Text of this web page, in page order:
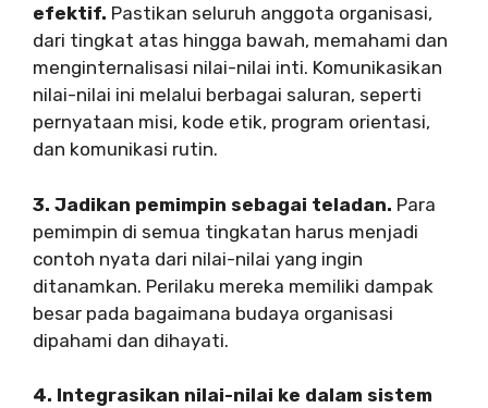
efektif. Pastikan seluruh anggota organisasi,
dari tingkat atas hingga bawah, memahami dan
menginternalisasi nilai-nilai inti. Komunikasikan
nilai-nilai ini melalui berbagai saluran, seperti
pernyataan misi, kode etik, program orientasi,
dan komunikasi rutin.
3. Jadikan pemimpin sebagai teladan. Para
pemimpin di semua tingkatan harus menjadi
contoh nyata dari nilai-nilai yang ingin
ditanamkan. Perilaku mereka memiliki dampak
besar pada bagaimana budaya organisasi
dipahami dan dihayati.
4. Integrasikan nilai-nilai ke dalam sistem